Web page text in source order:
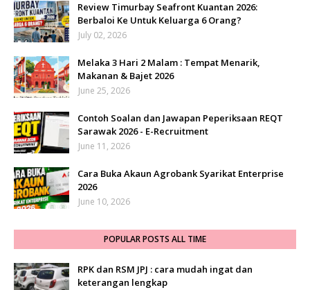
Review Timurbay Seafront Kuantan 2026:
Berbaloi Ke Untuk Keluarga 6 Orang?
July 02, 2026
Melaka 3 Hari 2 Malam : Tempat Menarik,
Makanan & Bajet 2026
June 25, 2026
Contoh Soalan dan Jawapan Peperiksaan REQT
Sarawak 2026 - E-Recruitment
June 11, 2026
Cara Buka Akaun Agrobank Syarikat Enterprise
2026
June 10, 2026
POPULAR POSTS ALL TIME
RPK dan RSM JPJ : cara mudah ingat dan
keterangan lengkap